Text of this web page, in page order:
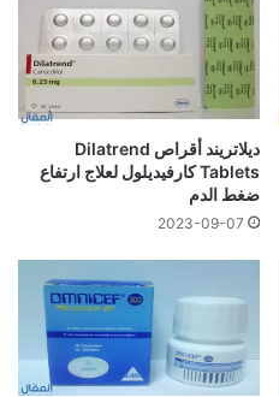
ديلاتريند أقراص Dilatrend
Tablets كارفيديلول لعلاج ارتفاع
ضغط الدم
2023-09-07